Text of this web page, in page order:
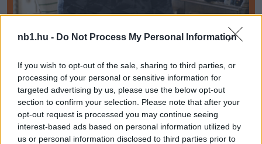
nb1.hu - Do Not Process My Personal Information
If you wish to opt-out of the sale, sharing to third parties, or
processing of your personal or sensitive information for
targeted advertising by us, please use the below opt-out
section to confirm your selection. Please note that after your
opt-out request is processed you may continue seeing
interest-based ads based on personal information utilized by
us or personal information disclosed to third parties prior to
„A magyar edzőknek egyszerűen nincs erejük kiállni
magukért”
Kiss László nehezen él, de boldog. Rengeteg futballt néz, zenét
hallgat, ír, a magyar labdarúgást pedig fájdalommal a szívében